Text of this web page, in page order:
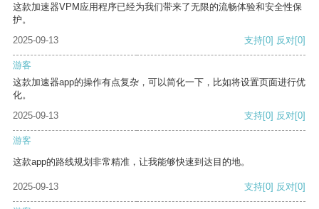
这款加速器VPM应用程序已经为我们带来了无限的流畅体验和安全性保
护。
2025-09-13
支持[0] 反对[0]
游客
这款加速器app的操作有点复杂，可以简化一下，比如将设置页面进行优
化。
2025-09-13
支持[0] 反对[0]
游客
这款app的路线规划非常精准，让我能够快速到达目的地。
2025-09-13 支持[0] 反对[0]